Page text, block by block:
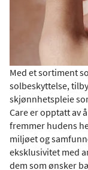
Med et sortiment
solbeskyttelse,
skjønnhetspleie
Care er opptatt av
fremmer hudens
miljøet og
eksklusivitet med
dem som ønsker